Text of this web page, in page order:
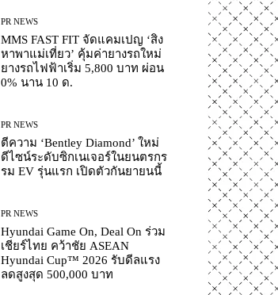
PR NEWS
MMS FAST FIT จัดแคมเปญ ‘สิง
หาพาแม่เที่ยว’ คุ้มค่ายางรถใหม่
ยางรถไฟฟ้าเริ่ม 5,800 บาท ผ่อน
0% นาน 10 ด.
PR NEWS
ตีความ ‘Bentley Diamond’ ใหม่
ดีไซน์ระดับซิกเนเจอร์ในยนตรกร
รม EV รุ่นแรก เปิดตัวกันยายนนี้
PR NEWS
Hyundai Game On, Deal On ร่วม
เชียร์ไทย คว้าชัย ASEAN
Hyundai Cup™ 2026 รับดีลแรง
ลดสูงสุด 500,000 บาท